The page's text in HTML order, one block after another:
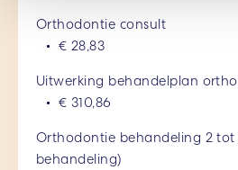
Orthodontie consult
€ 28,83
Uitwerking behandelplan
€ 310,86
Orthodontie behandeling 2
behandeling)